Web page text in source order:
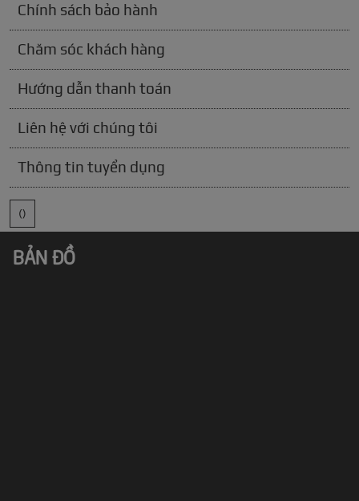
Chính sách bảo hành
Chăm sóc khách hàng
Hướng dẫn thanh toán
Liên hệ với chúng tôi
Thông tin tuyển dụng
()
BẢN ĐỒ